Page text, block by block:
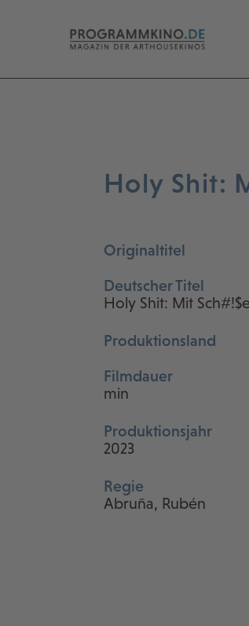
Holy Shit:
Originaltitel
Deutscher Titel
Holy Shit: Mit
Produktionsland
Filmdauer
min
Produktionsjahr
2023
Regie
Abruña, Rubén